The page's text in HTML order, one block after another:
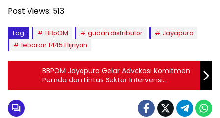
Post Views: 513
Tag: BBpOM gudan distributor
Jayapura
lebaran 1445 Hijriyah
BBPOM Jayapura Gelar Advokasi Komitmen
Pemda dan Lintas Sektor Intervensi
Keamanan Pangan